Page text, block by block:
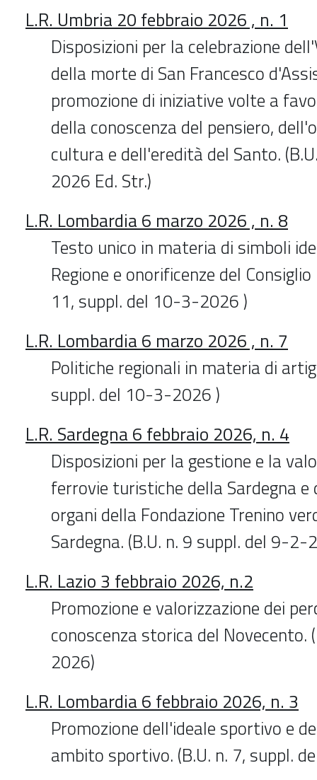
L.R. Umbria 20 febbraio 2026 , n. 1
Disposizioni per la celebrazione
della morte di San Francesco
promozione di iniziative volte a
della conoscenza del pensiero,
cultura e dell'eredità del Santo.
2026 Ed. Str.)
L.R. Lombardia 6 marzo 2026 , n. 8
Testo unico in materia di simboli
Regione e onorificenze del
11, suppl. del 10-3-2026 )
L.R. Lombardia 6 marzo 2026 , n. 7
Politiche regionali in materia di
suppl. del 10-3-2026 )
L.R. Sardegna 6 febbraio 2026, n. 4
Disposizioni per la gestione e la
ferrovie turistiche della Sardegna e
organi della Fondazione Trenino
Sardegna. (B.U. n. 9 suppl. del 9-2-
L.R. Lazio 3 febbraio 2026, n.2
Promozione e valorizzazione dei
conoscenza storica del Novecento.
2026)
L.R. Lombardia 6 febbraio 2026, n. 3
Promozione dell'ideale sportivo e
ambito sportivo. (B.U. n. 7, suppl.